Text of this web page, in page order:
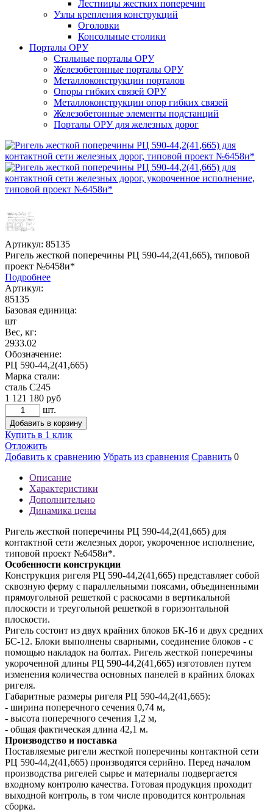
Лестницы жестких поперечин
Узлы крепления конструкций
Оголовки
Консольные столики
Порталы ОРУ
Стальные порталы ОРУ
Железобетонные порталы ОРУ
Металлоконструкции порталов
Опоры гибких связей ОРУ
Металлоконструкции опор гибких связей
Железобетонные элементы подстанций
Порталы ОРУ для железных дорог
Артикул: 85135
Ригель жесткой поперечины РЦ 590-44,2(41,665), типовой
проект №6458и*
Подробнее
Артикул:
85135
Базовая единица:
шт
Вес, кг:
2933.02
Обозначение:
РЦ 590-44,2(41,665)
Марка стали:
сталь С245
1 121 180 руб
шт.
Добавить в корзину
Купить в 1 клик
Отложить
Добавить к сравнению Убрать из сравнения Сравнить 0
Описание
Характеристики
Дополнительно
Динамика цены
Ригель жесткой поперечины РЦ 590-44,2(41,665) для
контактной сети железных дорог, укороченное исполнение,
типовой проект №6458и*.
Особенности конструкции
Конструкция ригеля РЦ 590-44,2(41,665) представляет собой
сквозную ферму с параллельными поясами, объединенными
прямоугольной решеткой с раскосами в вертикальной
плоскости и треугольной решеткой в горизонтальной
плоскости.
Ригель состоит из двух крайних блоков БК-16 и двух средних
БС-12. Блоки выполнены сварными, соединение блоков - с
помощью накладок на болтах. Ригель жесткой поперечины
укороченной длины РЦ 590-44,2(41,665) изготовлен путем
изменения количества основных панелей в крайних блоках
ригеля.
Габаритные размеры ригеля РЦ 590-44,2(41,665):
- ширина поперечного сечения 0,74 м,
- высота поперечного сечения 1,2 м,
- общая фактическая длина 42,1 м.
Производство и поставка
Поставляемые ригели жесткой поперечины контактной сети
РЦ 590-44,2(41,665) производятся серийно. Перед началом
производства ригелей сырье и материалы подвергается
входному контролю качества. Готовая продукция проходит
выходной контроль, в том числе проводится контрольная
сборка.